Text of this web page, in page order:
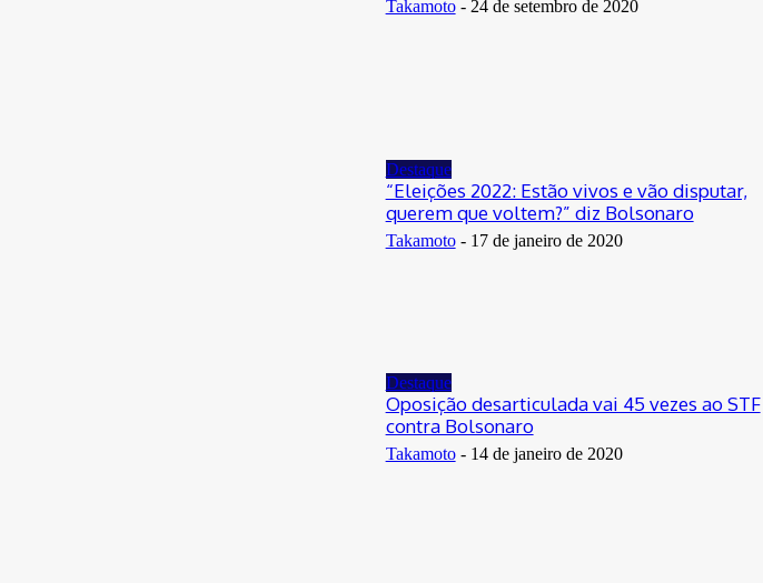
Takamoto - 24 de setembro de 2020
Destaque
“Eleições 2022: Estão vivos e vão disputar,
querem que voltem?” diz Bolsonaro
Takamoto - 17 de janeiro de 2020
Destaque
Oposição desarticulada vai 45 vezes ao STF
contra Bolsonaro
Takamoto - 14 de janeiro de 2020